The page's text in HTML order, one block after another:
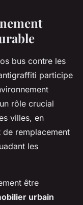
bus contre les
participe
rôle crucial
villes, en
remplacement
les
être
urbain